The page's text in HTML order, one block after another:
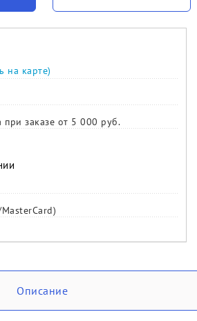
на карте)
при заказе от 5 000 руб.
Описание